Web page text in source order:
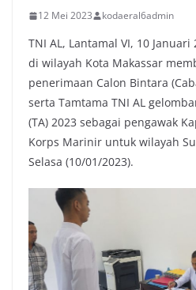
12 Mei 2023 kodaeral6admin
TNI AL, Lantamal VI, 10 Januari
di wilayah Kota Makassar
penerimaan Calon Bintara
serta Tamtama TNI AL
(TA) 2023 sebagai pengawak
Korps Marinir untuk wilayah
Selasa (10/01/2023).